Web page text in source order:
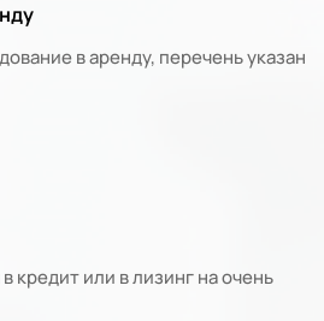
в аренду, перечень указан
кредит или в лизинг на очень